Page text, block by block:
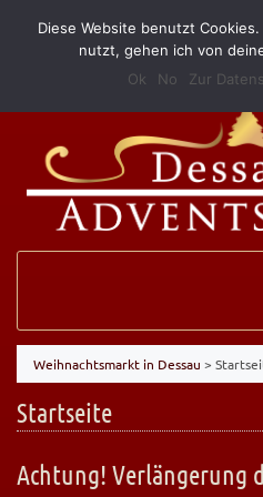
(0340) 52 10 146
Weihnachtsmarkt in Dessau >
Startseite
Achtung! Verlängerung
Diese Website benutzt
nutzt, gehen ich von
Ok
No Zur